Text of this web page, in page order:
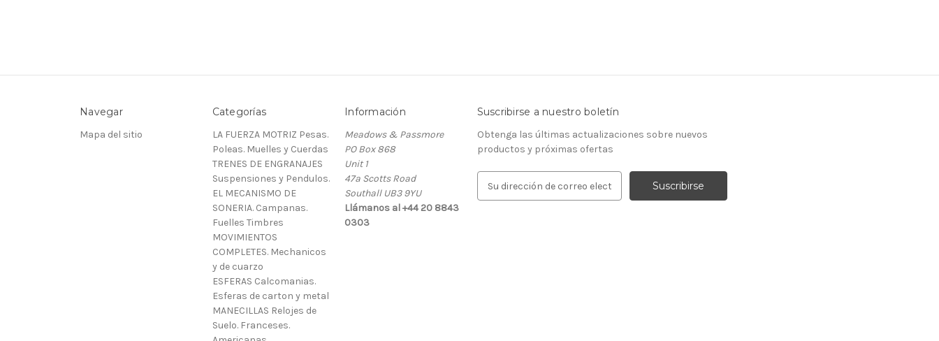
Navegar
Mapa del sitio
Categorías
LA FUERZA MOTRIZ Pesas.
Poleas. Muelles y Cuerdas
TRENES DE ENGRANAJES
Suspensiones y Pendulos.
EL MECANISMO DE
SONERIA. Campanas.
Fuelles Timbres
MOVIMIENTOS
COMPLETES. Mechanicos
y de cuarzo
ESFERAS Calcomanias.
Esferas de carton y metal
MANECILLAS Relojes de
Suelo. Franceses.
Información
Meadows & Passmore
PO Box 868
Unit 1
47a Scotts Road
Southall UB3 9YU
Llámanos al +44 20 8843
0303
Suscribirse a nuestro boletín
Obtenga las últimas actualizaciones sobre nuevos
productos y próximas ofertas